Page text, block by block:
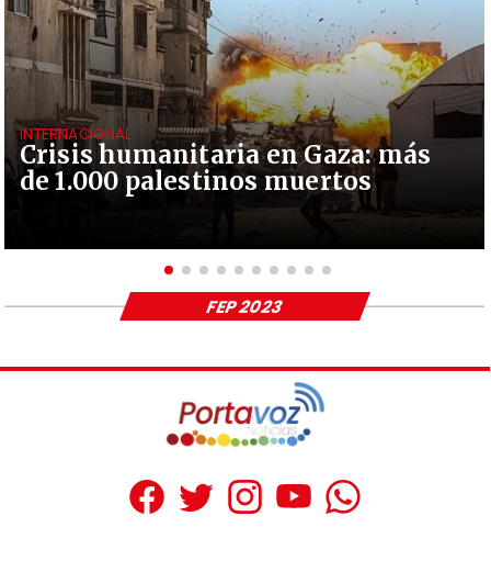
Crisis humanitaria en Gaza: más
de 1.000 palestinos muertos
INTERNACIONAL
FEP 2023